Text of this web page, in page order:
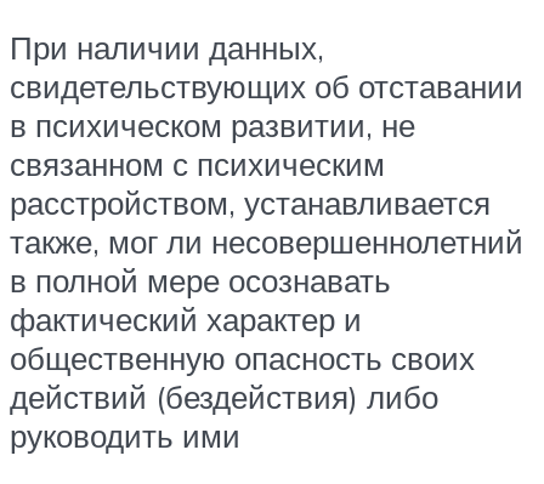
При наличии данных,
свидетельствующих об отставании
в психическом развитии, не
связанном с психическим
расстройством, устанавливается
также, мог ли несовершеннолетний
в полной мере осознавать
фактический характер и
общественную опасность своих
действий (бездействия) либо
руководить ими